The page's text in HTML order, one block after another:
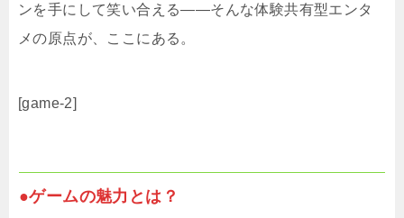
ンを手にして笑い合える――そんな体験共有型エンタ
メの原点が、ここにある。
[game-2]
●ゲームの魅力とは？